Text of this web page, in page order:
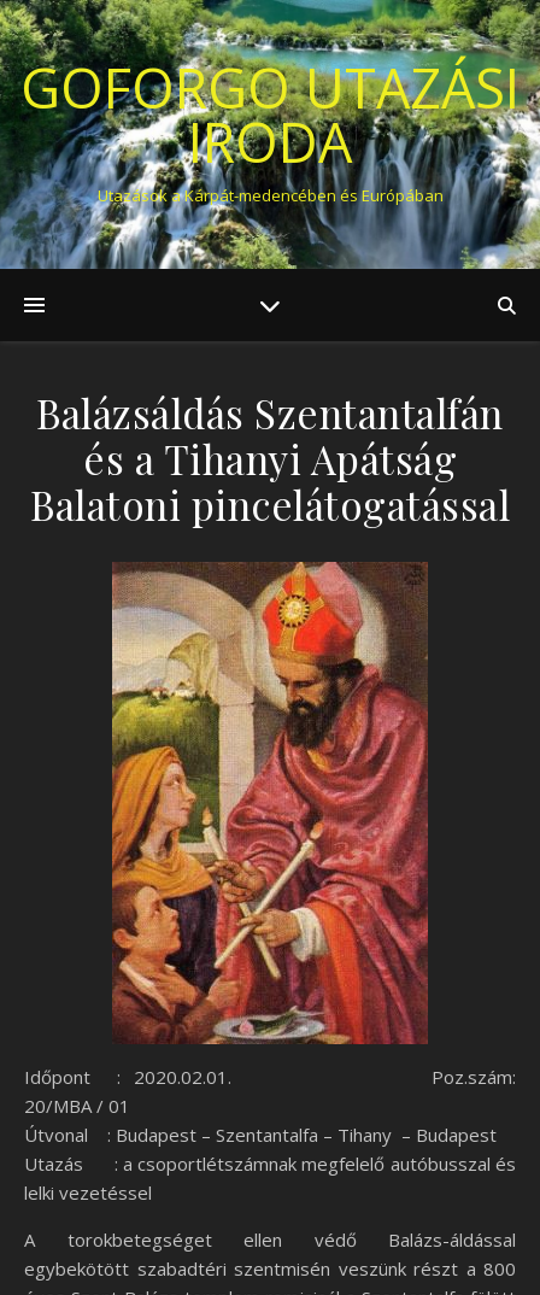
GOFORGO UTAZÁSI
IRODA
Utazások a Kárpát-medencében és Európában
Balázsáldás Szentantalfán
és a Tihanyi Apátság
Balatoni pincelátogatással
Időpont : 2020.02.01. Poz.szám:
20/MBA / 01
Útvonal : Budapest – Szentantalfa – Tihany – Budapest
Utazás : a csoportlétszámnak megfelelő autóbusszal és
lelki vezetéssel
A torokbetegséget ellen védő Balázs-áldással
egybekötött szabadtéri szentmisén veszünk részt a 800